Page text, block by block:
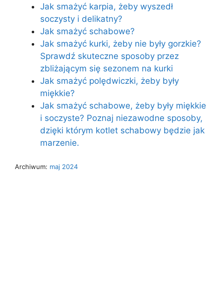
Jak smażyć karpia, żeby wyszedł
soczysty i delikatny?
Jak smażyć schabowe?
Jak smażyć kurki, żeby nie były gorzkie?
Sprawdź skuteczne sposoby przez
zbliżającym się sezonem na kurki
Jak smażyć polędwiczki, żeby były
miękkie?
Jak smażyć schabowe, żeby były miękkie
i soczyste? Poznaj niezawodne sposoby,
dzięki którym kotlet schabowy będzie jak
marzenie.
Archiwum: maj 2024